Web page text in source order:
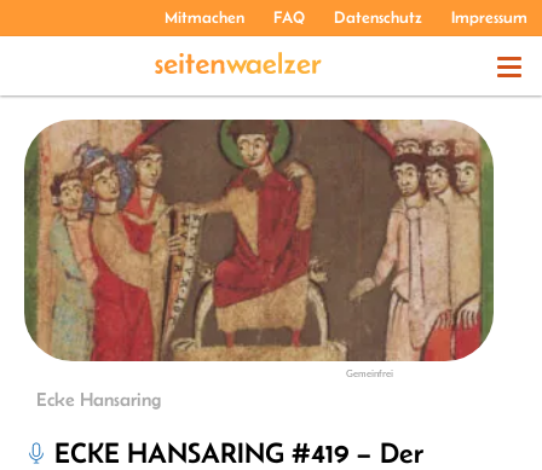
Mitmachen FAQ Datenschutz Impressum
THEMEN
PODCASTS
ÜBER UNS
Gemeinfrei
Ecke Hansaring
ECKE HANSARING #419 – Der